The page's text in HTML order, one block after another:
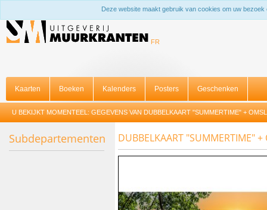
Deze website maakt gebruik van cookies om uw
FR
Kaarten Boeken Kalenders Posters Geschenken
U BEKIJKT MOMENTEEL: GEGEVENS VAN DUBBELKAART "SUMMERTIME" +
Subdepartementen DUBBELKAART "SUMMERTIME" +